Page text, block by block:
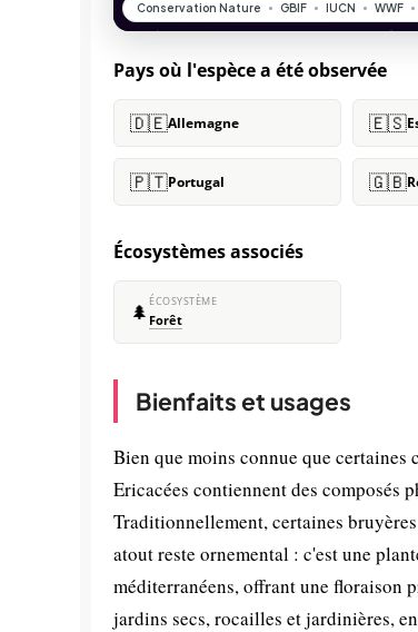
Pays où l'espèce a été observée
🇩🇪Allemagne 🇪🇸
🇵🇹Portugal 🇬🇧
Écosystèmes associés
🌲 ÉCOSYSTÈME
Forêt
Bienfaits et usages
Bien que moins connue que certaines
Ericacées contiennent des composés
Traditionnellement, certaines
atout reste ornemental : c'est une
méditerranéens, offrant une floraison
jardins secs, rocailles et jardinières,